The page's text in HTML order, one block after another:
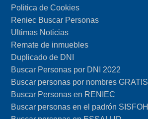
Politica de Cookies
Reniec Buscar Personas
Ultimas Noticias
Remate de inmuebles
Duplicado de DNI
Buscar Personas por DNI 2022
Buscar personas por nombres GRATIS
Buscar Personas en RENIEC
Buscar personas en el padrón SISFOH